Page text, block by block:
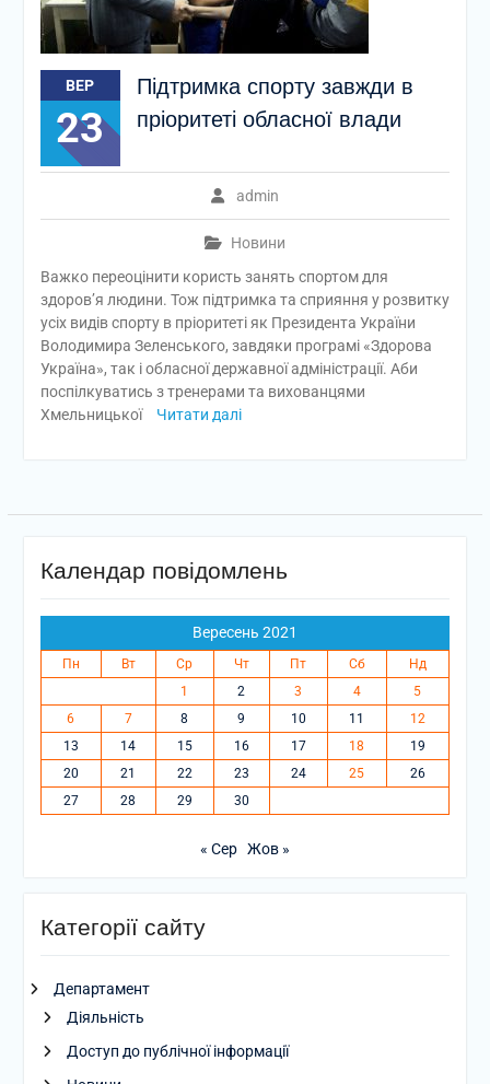
ВЕР
23
Підтримка спорту завжди в
пріоритеті обласної влади
admin
Новини
Важко переоцінити користь занять спортом для
здоров’я людини. Тож підтримка та сприяння у розвитку
усіх видів спорту в пріоритеті як Президента України
Володимира Зеленського, завдяки програмі «Здорова
Україна», так і обласної державної адміністрації. Аби
поспілкуватись з тренерами та вихованцями
Хмельницької
Читати далі
Календар повідомлень
Вересень 2021
Пн Вт Ср Чт Пт Сб
Нд
1
2 3 4
5
6
7 8 9 10 11
12
13
14 15 16 17 18
19
20
21 22 23 24 25
26
27
28 29 30
« Сер Жов »
Категорії сайту
Департамент
Діяльність
Доступ до публічної інформації